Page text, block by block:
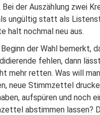
der Auszählung zwei
ungültig statt als
halt nochmal neu aus.
der Wahl bemerkt,
fehlen, dann
mehr retten. Was will
neue Stimmzettel
aufspüren und noch
abstimmen lassen?